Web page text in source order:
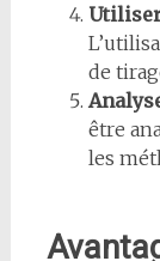
de
être
les